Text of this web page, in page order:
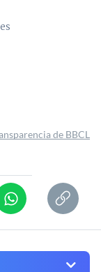
de BBCL